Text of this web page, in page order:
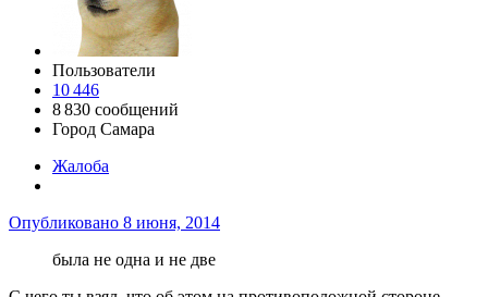
Пользователи
10 446
8 830 сообщений
Город Самара
Жалоба
Опубликовано 8 июня, 2014
была не одна и не две